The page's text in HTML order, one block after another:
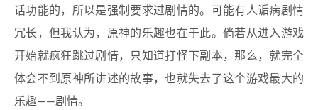
话功能的，所以是强制要求过剧情的。可能有人诟病剧情
冗长，但我认为，原神的乐趣也在于此。倘若从进入游戏
开始就疯狂跳过剧情，只知道打怪下副本，那么，就完全
体会不到原神所讲述的故事，也就失去了这个游戏最大的
乐趣——剧情。